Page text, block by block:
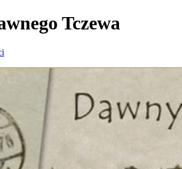
Tczewa